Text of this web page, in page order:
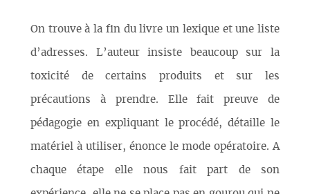
On trouve à la fin du livre un lexique et une liste
d’adresses. L’auteur insiste beaucoup sur la
toxicité de certains produits et sur les
précautions à prendre. Elle fait preuve de
pédagogie en expliquant le procédé, détaille le
matériel à utiliser, énonce le mode opératoire. A
chaque étape elle nous fait part de son